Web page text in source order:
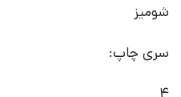
شومیز
سری چاپ: